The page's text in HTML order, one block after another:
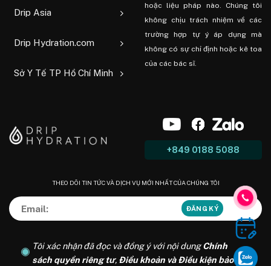
Drip Asia
Drip Hydration.com
Sở Y Tế TP Hồ Chí Minh
hoặc liệu pháp nào. Chúng tôi
không chịu trách nhiệm về các
trường hợp tự ý áp dụng mà
không có sự chỉ định hoặc kê toa
của các bác sĩ.
+849 0188 5088
THEO DÕI TIN TỨC VÀ DỊCH VỤ MỚI NHẤT CỦA CHÚNG TÔI
Tôi xác nhận đã đọc và đồng ý với nội dungChính
sách quyền riêng tư, Điều khoản và Điều kiện bảo